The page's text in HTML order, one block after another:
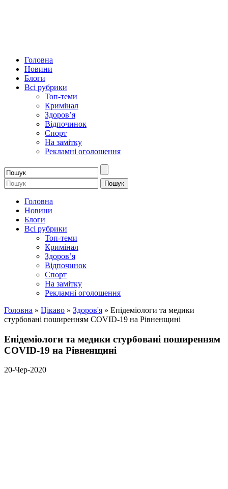
Головна
Новини
Блоги
Всі рубрики
Топ-теми
Кримінал
Здоров’я
Відпочинок
Спорт
На замітку
Рекламні оголошення
Головна
Новини
Блоги
Всі рубрики
Топ-теми
Кримінал
Здоров’я
Відпочинок
Спорт
На замітку
Рекламні оголошення
Головна » Цікаво » Здоров'я » Епідеміологи та медики
стурбовані поширенням COVID-19 на Рівненщині
Епідеміологи та медики стурбовані поширенням
COVID-19 на Рівненщині
20-Чер-2020